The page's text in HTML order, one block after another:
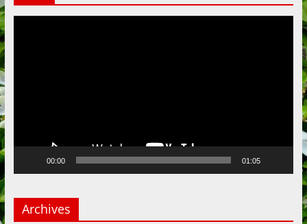
00:00 01:05
Archives